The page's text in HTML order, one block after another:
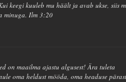
keegi kuuleb mu häält ja avab ukse, siis
minuga. Ilm 3:20
on maailma ajastu algusest! Ära tuleta
oma heldust mööda, oma headuse